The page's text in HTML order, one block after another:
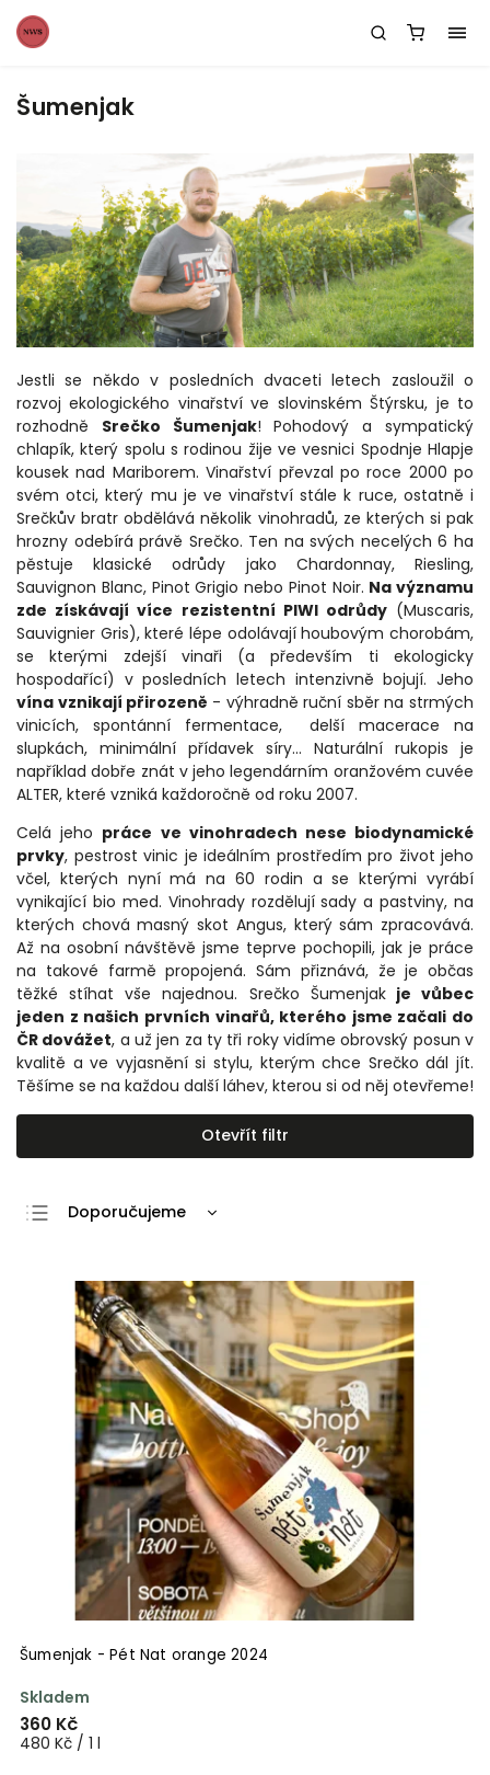
Šumenjak
Jestli se někdo v posledních dvaceti letech zasloužil o
rozvoj ekologického vinařství ve slovinském Štýrsku, je to
rozhodně Srečko Šumenjak! Pohodový a sympatický
chlapík, který spolu s rodinou žije ve vesnici Spodnje Hlapje
kousek nad Mariborem. Vinařství převzal po roce 2000 po
svém otci, který mu je ve vinařství stále k ruce, ostatně i
Srečkův bratr obdělává několik vinohradů, ze kterých si pak
hrozny odebírá právě Srečko. Ten na svých necelých 6 ha
pěstuje klasické odrůdy jako Chardonnay, Riesling,
Sauvignon Blanc, Pinot Grigio nebo Pinot Noir. Na významu
zde získávají více rezistentní PIWI odrůdy(Muscaris,
Sauvignier Gris), které lépe odolávají houbovým chorobám,
se kterými zdejší vinaři (a především ti ekologicky
hospodařící) v posledních letech intenzivně bojují. Jeho
vína vznikají přirozeně - výhradně ruční sběr na strmých
vinicích, spontánní fermentace, delší macerace na
slupkách, minimální přídavek síry... Naturální rukopis je
například dobře znát v jeho legendárním oranžovém cuvée
ALTER, které vzniká každoročně od roku 2007.
Celá jeho práce ve vinohradech nese biodynamické
prvky, pestrost vinic je ideálním prostředím pro život jeho
včel, kterých nyní má na 60 rodin a se kterými vyrábí
vynikající bio med. Vinohrady rozdělují sady a pastviny, na
kterých chová masný skot Angus, který sám zpracovává.
Až na osobní návštěvě jsme teprve pochopili, jak je práce
na takové farmě propojená. Sám přiznává, že je občas
těžké stíhat vše najednou. Srečko Šumenjakje vůbec
jeden z našich prvních vinařů, kterého jsme začali do
ČR dovážet, a už jen za ty tři roky vidíme obrovský posun v
kvalitě a ve vyjasnění si stylu, kterým chce Srečko dál jít.
Těšíme se na každou další láhev, kterou si od něj otevřeme!
Otevřít filtr
Doporučujeme
Nejdražší
Nejprodávanější
Abecedně
Šumenjak - Pét Nat orange 2024
Skladem
360 Kč
480 Kč / 1 l